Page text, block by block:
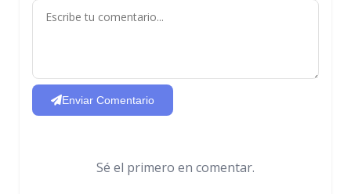
Enviar Comentario
Sé el primero en comentar.